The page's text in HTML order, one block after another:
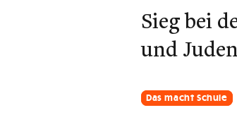
Sieg bei
und
Das macht Schule